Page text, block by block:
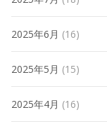
2025年6月 (16)
2025年5月 (15)
2025年4月 (16)